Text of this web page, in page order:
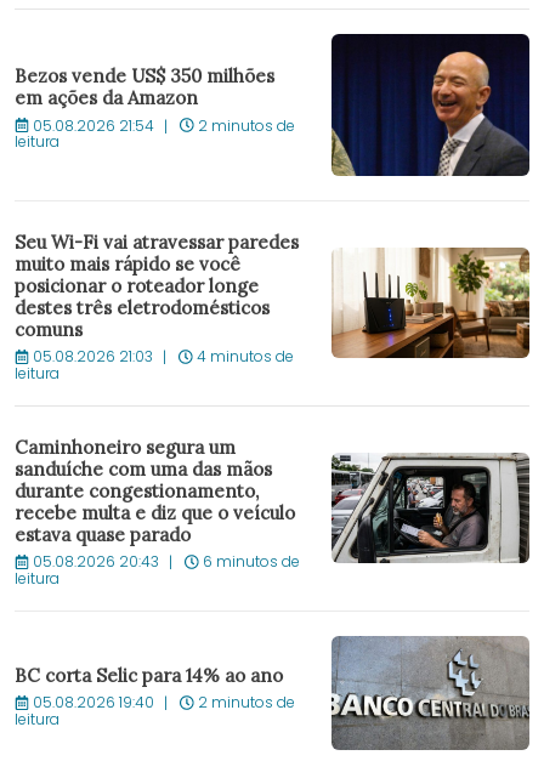
Bezos vende US$ 350 milhões
em ações da Amazon
05.08.2026 21:54 2 minutos de
leitura
Seu Wi-Fi vai atravessar paredes
muito mais rápido se você
posicionar o roteador longe
destes três eletrodomésticos
comuns
05.08.2026 21:03 4 minutos de
leitura
Caminhoneiro segura um
sanduíche com uma das mãos
durante congestionamento,
recebe multa e diz que o veículo
estava quase parado
05.08.2026 20:43 6 minutos de
leitura
BC corta Selic para 14% ao ano
05.08.2026 19:40 2 minutos de
leitura